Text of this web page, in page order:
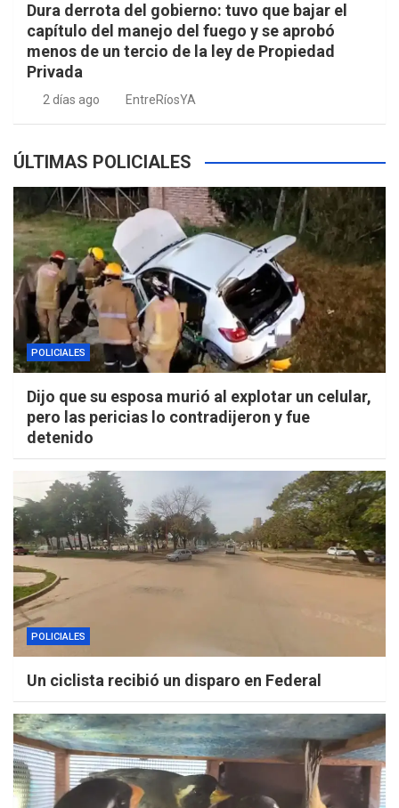
Dura derrota del gobierno: tuvo que bajar el
capítulo del manejo del fuego y se aprobó
menos de un tercio de la ley de Propiedad
Privada
2 días ago EntreRíosYA
ÚLTIMAS POLICIALES
POLICIALES
Dijo que su esposa murió al explotar un celular,
pero las pericias lo contradijeron y fue
detenido
POLICIALES
Un ciclista recibió un disparo en Federal